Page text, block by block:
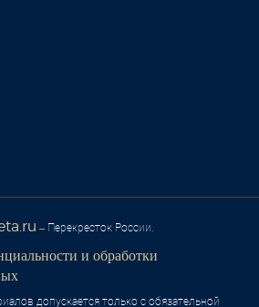
– Перекресток России.
и обработки
допускается только с обязательной